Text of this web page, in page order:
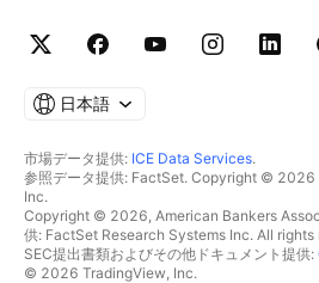
日本語
市場データ提供: ICE Data Services.
参照データ提供: FactSet. Copyright ©
Inc.
Copyright © 2026, American Bankers
供: FactSet Research Systems Inc. All rights
SEC提出書類およびその他ドキュメント提供:
© 2026 TradingView, Inc.